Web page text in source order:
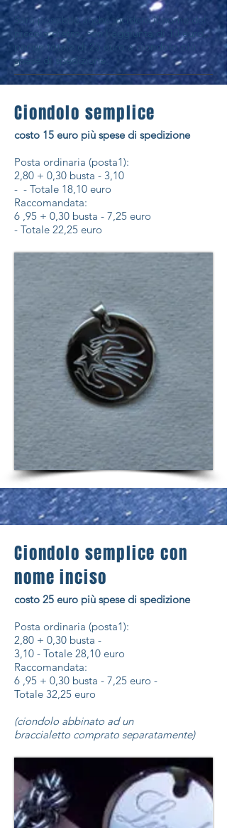
Sarà possibile anche incidere il nome del
piccolo dietro, con l'aggiunta di 10 euro,
per un totale di 25 euro a ciondolo più
spese di spedizione.
Ciondolo semplice
costo 15 euro più spese di spedizione
Posta ordinaria (posta1):
2,80 + 0,30 busta - 3,10
- - Totale 18,10 euro
Raccomandata:
6 ,95 + 0,30 busta - 7,25 euro
- Totale 22,25 euro
Ciondolo semplice con
nome inciso
costo 25 euro più spese di spedizione
Posta ordinaria (posta1):
2,80 + 0,30 busta -
3,10 - Totale 28,10 euro
Raccomandata:
6 ,95 + 0,30 busta - 7,25 euro -
Totale 32,25 euro
(ciondolo abbinato ad un
braccialetto comprato separatamente)